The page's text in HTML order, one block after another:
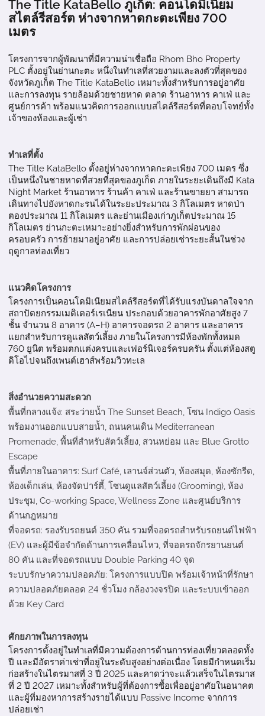
The Title KataBello ภูเก็ต: คอนโดมิเนียม
สไตล์รีสอร์ต ห่างจากหาดกะตะเพียง 700
เมตร
โครงการจากผู้พัฒนาที่มีความน่าเชื่อถือ Rhom Bho Property
PLC ตั้งอยู่ในย่านกะตะ หนึ่งในทำเลที่สวยงามและลงตัวที่สุดของ
จังหวัดภูเก็ต The Title KataBello เหมาะทั้งสำหรับการอยู่อาศัย
และการลงทุน รายล้อมด้วยชายหาด ตลาด ร้านอาหาร คาเฟ่ และ
ศูนย์การค้า พร้อมแนวคิดการออกแบบสไตล์รีสอร์ตที่ตอบโจทย์ทั้ง
เจ้าของห้องและผู้เช่า
ทำเลที่ตั้ง
The Title KataBello ตั้งอยู่ห่างจากหาดกะตะเพียง 700 เมตร ซึ่ง
เป็นหนึ่งในชายหาดที่สวยที่สุดของภูเก็ต ภายในระยะเดินถึงมี Kata
Night Market ร้านอาหาร ร้านค้า คาเฟ่ และร้านขายยา สามารถ
เดินทางไปยังหาดกะรนได้ในระยะประมาณ 3 กิโลเมตร หาดป่า
ตองประมาณ 11 กิโลเมตร และย่านเมืองเก่าภูเก็ตประมาณ 15
กิโลเมตร ย่านกะตะเหมาะอย่างยิ่งสำหรับการพักผ่อนของ
ครอบครัว การย้ายมาอยู่อาศัย และการปล่อยเช่าระยะสั้นในช่วง
ฤดูกาลท่องเที่ยว
แนวคิดโครงการ
โครงการเป็นคอนโดมิเนียมสไตล์รีสอร์ตที่ได้รับแรงบันดาลใจจาก
สถาปัตยกรรมเมดิเตอร์เรเนียน ประกอบด้วยอาคารพักอาศัยสูง 7
ชั้น จำนวน 8 อาคาร (A–H) อาคารจอดรถ 2 อาคาร และอาคาร
แยกสำหรับการดูแลสัตว์เลี้ยง ภายในโครงการมีห้องพักทั้งหมด
760 ยูนิต พร้อมตกแต่งครบและเฟอร์นิเจอร์ครบครัน ตั้งแต่ห้องสตู
ดิโอไปจนถึงเพนต์เฮาส์พร้อมวิวทะเล
สิ่งอำนวยความสะดวก
พื้นที่กลางแจ้ง: สระว่ายน้ำ The Sunset Beach, โซน Indigo Oasis
พร้อมงานออกแบบสายน้ำ, ถนนคนเดิน Mediterranean
Promenade, พื้นที่สำหรับสัตว์เลี้ยง, สวนหย่อม และ Blue Grotto
Escape
พื้นที่ภายในอาคาร: Surf Café, เลานจ์ส่วนตัว, ห้องสมุด, ห้องซักรีด,
ห้องเด็กเล่น, ห้องจัดปาร์ตี้, โซนดูแลสัตว์เลี้ยง (Grooming), ห้อง
ประชุม, Co-working Space, Wellness Zone และศูนย์บริการ
ด้านกฎหมาย
ที่จอดรถ: รองรับรถยนต์ 350 คัน รวมที่จอดรถสำหรับรถยนต์ไฟฟ้า
(EV) และผู้มีข้อจำกัดด้านการเคลื่อนไหว, ที่จอดรถจักรยานยนต์
80 คัน และที่จอดรถแบบ Double Parking 40 จุด
ระบบรักษาความปลอดภัย: โครงการแบบปิด พร้อมเจ้าหน้าที่รักษา
ความปลอดภัยตลอด 24 ชั่วโมง กล้องวงจรปิด และระบบเข้าออก
ด้วย Key Card
ศักยภาพในการลงทุน
โครงการตั้งอยู่ในทำเลที่มีความต้องการด้านการท่องเที่ยวตลอดทั้ง
ปี และมีอัตราค่าเช่าที่อยู่ในระดับสูงอย่างต่อเนื่อง โดยมีกำหนดเริ่ม
ก่อสร้างในไตรมาสที่ 3 ปี 2025 และคาดว่าจะแล้วเสร็จในไตรมาส
ที่ 2 ปี 2027 เหมาะทั้งสำหรับผู้ที่ต้องการซื้อเพื่ออยู่อาศัยในอนาคต
และผู้ที่มองหาการสร้างรายได้แบบ Passive Income จากการ
ปล่อยเช่า